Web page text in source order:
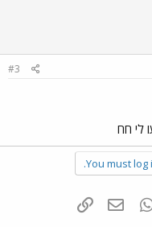
#3
לי חח
You must
WhatsAppדואר אלקטרוני